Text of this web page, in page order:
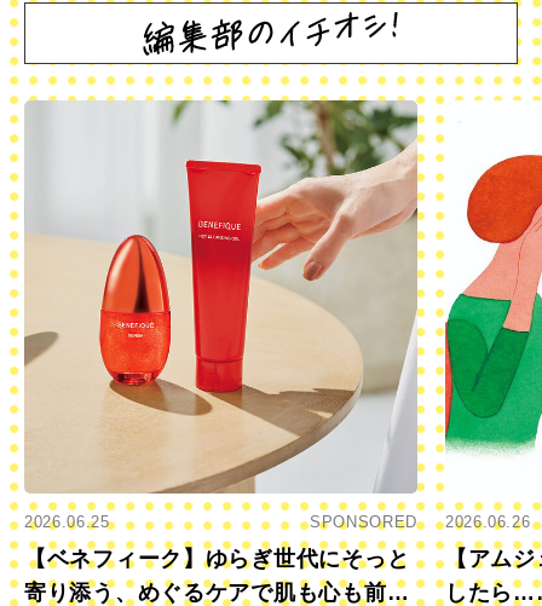
2026.06.25 SPONSORED
【ベネフィーク】ゆらぎ世代にそっと
寄り添う、めぐるケアで肌も心も前向
2026.06.26
【アムジ
したら